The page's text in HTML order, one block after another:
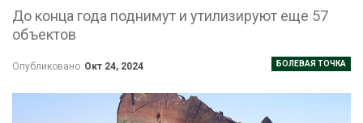
До конца года поднимут и утилизируют еще 57
объектов
БОЛЕВАЯ ТОЧКА
Опубликовано Окт 24, 2024